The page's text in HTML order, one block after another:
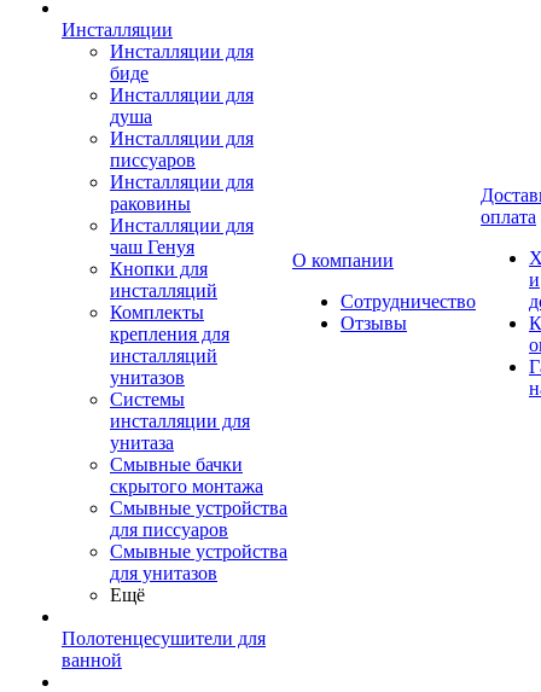
Инсталляции
Инсталляции для
биде
Инсталляции для
душа
Инсталляции для
писсуаров
Инсталляции для
раковины
Инсталляции для
чаш Генуя
Кнопки для
инсталляций
Комплекты
крепления для
инсталляций
унитазов
Системы
инсталляции для
унитаза
Смывные бачки
скрытого монтажа
Смывные устройства
для писсуаров
Смывные устройства
для унитазов
Ещё
Полотенцесушители для
ванной
О компании
Сотрудничество
Отзывы
оплата
и